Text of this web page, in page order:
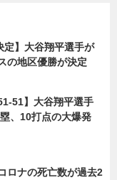
定】大谷翔平選手が
の地区優勝が決定
51】大谷翔平選手
、10打点の大爆発
ロナの死亡数が過去2